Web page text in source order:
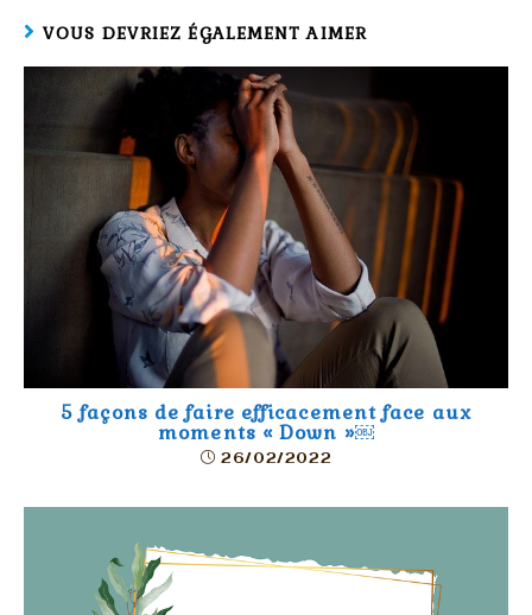
VOUS DEVRIEZ ÉGALEMENT AIMER
5 façons de faire efficacement face aux
moments « Down »￼
26/02/2022